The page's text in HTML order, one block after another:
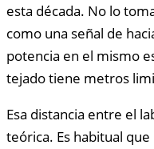
esta década. No lo
como una señal de
potencia en el mismo
tejado tiene metros
Esa distancia entre el
teórica. Es habitual